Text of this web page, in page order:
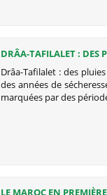
DRÂA-TAFILALET : DES
ESPOIR APRÈS DES
Drâa-Tafilalet : des
des années de
marquées par des
LE MAROC EN